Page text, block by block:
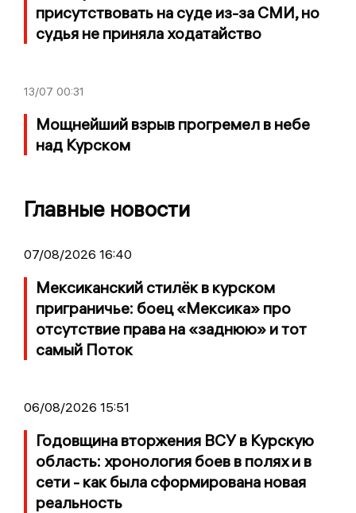
присутствовать на суде из-за СМИ, но
судья не приняла ходатайство
13/07 00:31
Мощнейший взрыв прогремел в небе
над Курском
Главные новости
07/08/2026 16:40
Мексиканский стилёк в курском
приграничье: боец «Мексика» про
отсутствие права на «заднюю» и тот
самый Поток
06/08/2026 15:51
Годовщина вторжения ВСУ в Курскую
область: хронология боев в полях и в
сети - как была сформирована новая
реальность